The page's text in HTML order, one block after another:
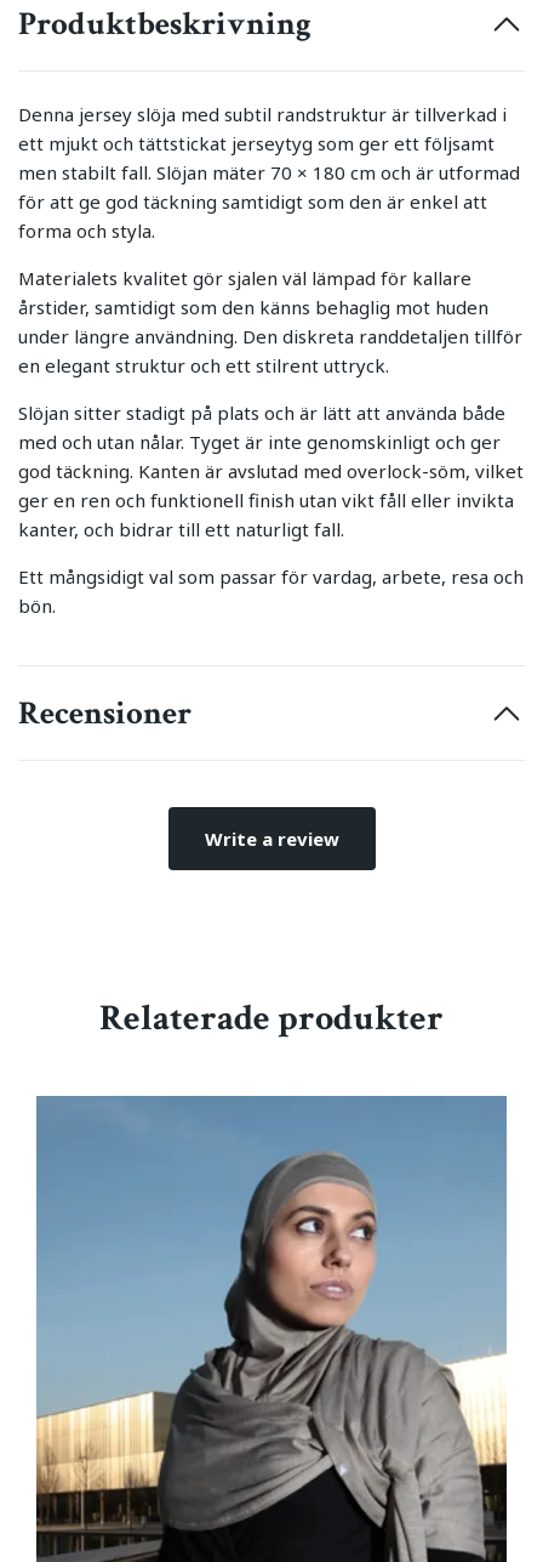
Produktbeskrivning
Denna jersey slöja med subtil randstruktur är tillverkad i
ett mjukt och tättstickat jerseytyg som ger ett följsamt
men stabilt fall. Slöjan mäter 70 × 180 cm och är utformad
för att ge god täckning samtidigt som den är enkel att
forma och styla.
Materialets kvalitet gör sjalen väl lämpad för kallare
årstider, samtidigt som den känns behaglig mot huden
under längre användning. Den diskreta randdetaljen tillför
en elegant struktur och ett stilrent uttryck.
Slöjan sitter stadigt på plats och är lätt att använda både
med och utan nålar. Tyget är inte genomskinligt och ger
god täckning. Kanten är avslutad med overlock-söm, vilket
ger en ren och funktionell finish utan vikt fåll eller invikta
kanter, och bidrar till ett naturligt fall.
Ett mångsidigt val som passar för vardag, arbete, resa och
bön.
Recensioner
Write a review
Relaterade produkter